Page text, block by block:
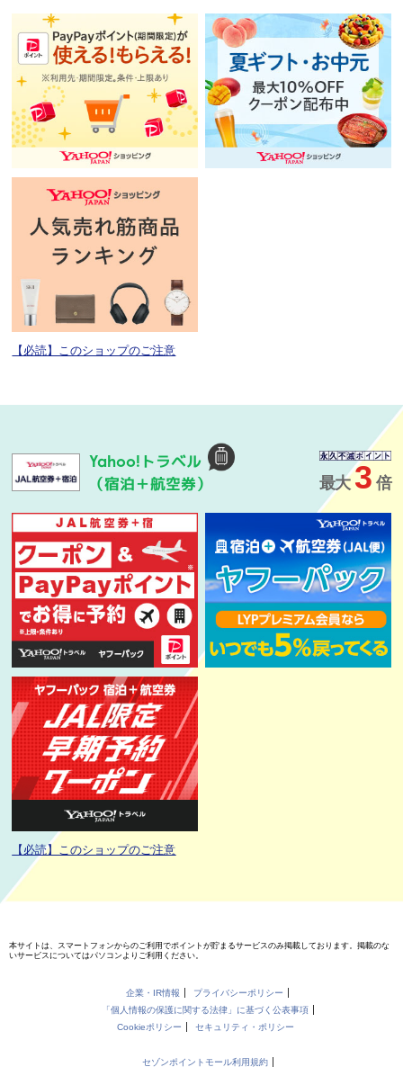
【必読】このショップのご注意
Yahoo! トラベル
（宿泊＋航空券）
最大 3 倍
【必読】このショップのご注意
本サイトは、スマートフォンからのご利用でポイントが貯まるサービスのみ掲載しております。掲載のな
いサービスについてはパソコンよりご利用ください。
企業・IR情報
プライバシーポリシー
「個人情報の保護に関する法律」に基づく公表事項
Cookieポリシー
セキュリティ・ポリシー
セゾンポイントモール利用規約